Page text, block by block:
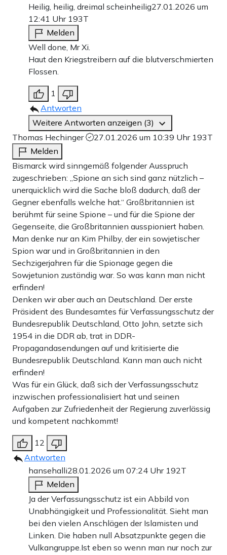
Heilig, heilig, dreimal scheinheilig27.01.2026 um
12:41 Uhr 193T
Melden
Well done, Mr Xi.
Haut den Kriegstreibern auf die blutverschmierten
Flossen.
1
Antworten
Weitere Antworten anzeigen (3)
Thomas Hechinger
27.01.2026 um 10:39 Uhr 193T
Melden
Bismarck wird sinngemäß folgender Ausspruch
zugeschrieben: „Spione an sich sind ganz nützlich –
unerquicklich wird die Sache bloß dadurch, daß der
Gegner ebenfalls welche hat.“ Großbritannien ist
berühmt für seine Spione – und für die Spione der
Gegenseite, die Großbritannien ausspioniert haben.
Man denke nur an Kim Philby, der ein sowjetischer
Spion war und in Großbritannien in den
Sechzigerjahren für die Spionage gegen die
Sowjetunion zuständig war. So was kann man nicht
erfinden!
Denken wir aber auch an Deutschland. Der erste
Präsident des Bundesamtes für Verfassungsschutz der
Bundesrepublik Deutschland, Otto John, setzte sich
1954 in die DDR ab, trat in DDR-
Propagandasendungen auf und kritisierte die
Bundesrepublik Deutschland. Kann man auch nicht
erfinden!
Was für ein Glück, daß sich der Verfassungsschutz
inzwischen professionalisiert hat und seinen
Aufgaben zur Zufriedenheit der Regierung zuverlässig
und kompetent nachkommt!
12
Antworten
hansehalli28.01.2026 um 07:24 Uhr 192T
Melden
Ja der Verfassungsschutz ist ein Abbild von
Unabhängigkeit und Professionalität. Sieht man
bei den vielen Anschlägen der Islamisten und
Linken. Die haben null Absatzpunkte gegen die
Vulkangruppe.Ist eben so wenn man nur noch zur